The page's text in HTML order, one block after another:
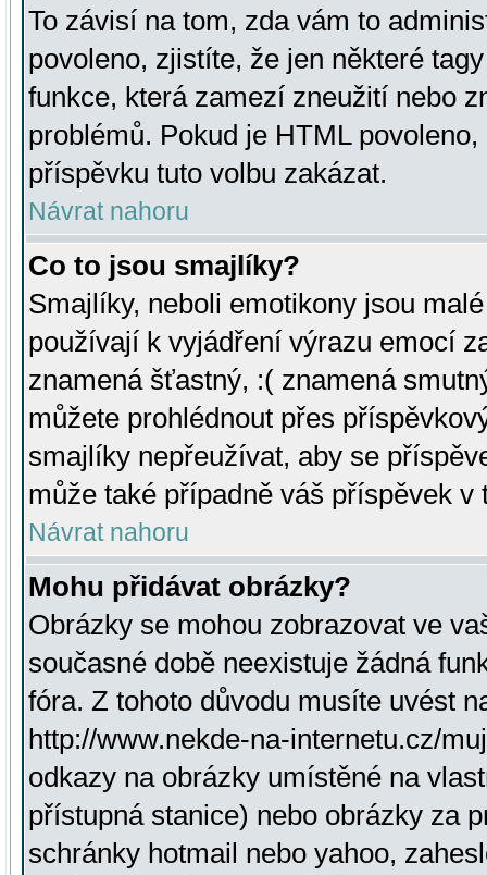
To závisí na tom, zda vám to
povoleno, zjistíte, že jen některé
funkce, která zamezí zneužití nebo
problémů. Pokud je HTML
příspěvku tuto volbu zakázat.
Návrat nahoru
Co to jsou smajlíky?
Smajlíky, neboli emotikony jsou
používají k vyjádření výrazu emocí
znamená šťastný, :( znamená
můžete prohlédnout přes
smajlíky nepřeužívat, aby se
může také případně váš příspěvek v
Návrat nahoru
Mohu přidávat obrázky?
Obrázky se mohou zobrazovat ve
současné době neexistuje žádná
fóra. Z tohoto důvodu musíte uvést
http://www.nekde-na-internetu.cz/
odkazy na obrázky umístěné na
přístupná stanice) nebo obrázky za
schránky hotmail nebo yahoo,